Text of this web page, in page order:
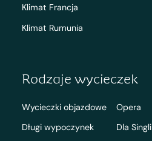
Klimat Francja
Klimat Rumunia
Rodzaje wycieczek
Wycieczki objazdowe
Długi wypoczynek
Opera
Dla Singli